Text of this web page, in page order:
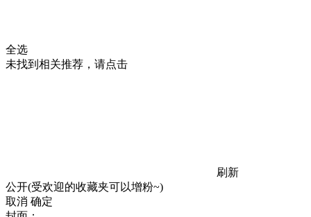
全选
未找到相关推荐，请点击
刷新
公开(受欢迎的收藏夹可以增粉~)
取消 确定